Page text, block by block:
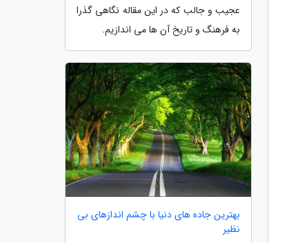
عجیب و جالب که در این مقاله نگاهی گذرا
به فرهنگ و تاریخ آن ها می اندازیم.
بهترین جاده های دنیا با چشم اندازهای بی
نظیر